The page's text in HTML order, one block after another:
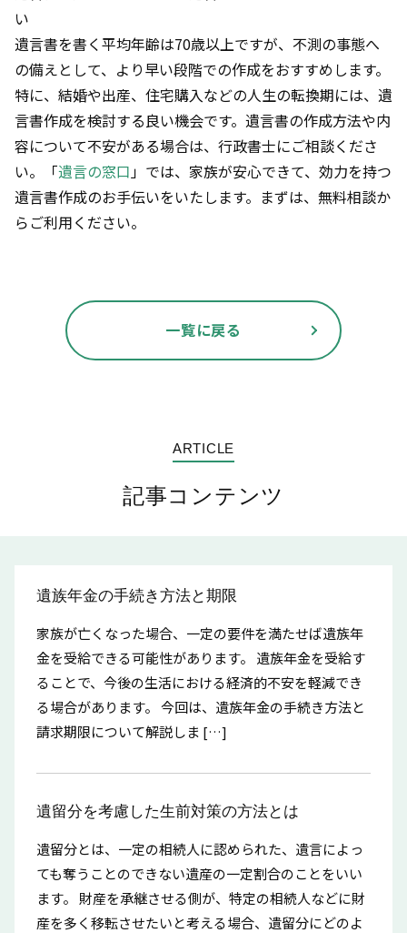
い
遺言書を書く平均年齢は70歳以上ですが、不測の事態へ
の備えとして、より早い段階での作成をおすすめします。
特に、結婚や出産、住宅購入などの人生の転換期には、遺
言書作成を検討する良い機会です。遺言書の作成方法や内
容について不安がある場合は、行政書士にご相談くださ
い。「遺言の窓口」では、家族が安心できて、効力を持つ
遺言書作成のお手伝いをいたします。まずは、無料相談か
らご利用ください。
一覧に戻る
ARTICLE
記事コンテンツ
遺族年金の手続き方法と期限
家族が亡くなった場合、一定の要件を満たせば遺族年
金を受給できる可能性があります。 遺族年金を受給す
ることで、今後の生活における経済的不安を軽減でき
る場合があります。 今回は、遺族年金の手続き方法と
請求期限について解説しま […]
遺留分を考慮した生前対策の方法とは
遺留分とは、一定の相続人に認められた、遺言によっ
ても奪うことのできない遺産の一定割合のことをいい
ます。 財産を承継させる側が、特定の相続人などに財
産を多く移転させたいと考える場合、遺留分にどのよ